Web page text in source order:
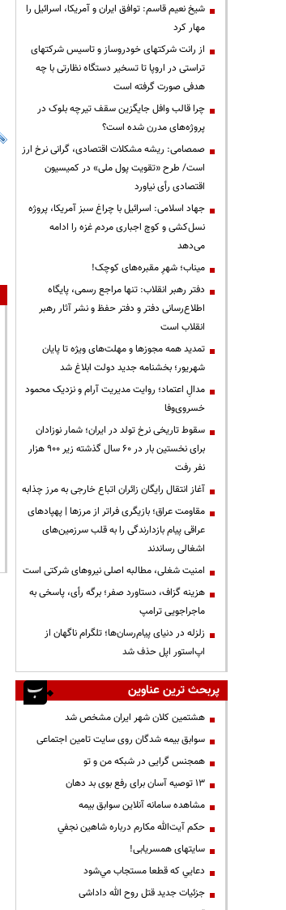
شیخ نعیم قاسم: توافق ایران و آمریکا، اسرائیل را
مهار کرد
از رانت‌ شرکتهای خودروساز و تاسیس شرکتهای
تراستی در اروپا تا تسخیر دستگاه نظارتی با چه
هدفی صورت گرفته است
چرا قالب وافل جایگزین سقف تیرچه بلوک در
پروژه‌های مدرن شده است؟
صمصامی: ریشه مشکلات اقتصادی، گرانی نرخ ارز
است/ طرح «تقویت پول ملی» در کمیسیون
اقتصادی رأی نیاورد
جهاد اسلامی: اسرائیل با چراغ سبز آمریکا، پروژه
نسل‌کشی و کوچ اجباری مردم غزه را ادامه
می‌دهد
میناب؛ شهرِ مقبره‌های کوچک!
دفتر رهبر انقلاب: تنها مراجع رسمی، پایگاه
اطلاع‌رسانی دفتر و دفتر حفظ و نشر آثار رهبر
انقلاب است
تمدید همه مجوزها و مهلت‌های ویژه تا پایان
شهریور؛ بخشنامه جدید دولت ابلاغ شد
مدالِ اعتماد؛ روایت مدیریت آرام و نزدیک محمود
خسروی‌وفا
سقوط تاریخی نرخ تولد در ایران؛ شمار نوزادان
برای نخستین بار در ۶۰ سال گذشته زیر ۹۰۰ هزار
نفر رفت
آغاز انتقال رایگان زائران اتباع خارجی به مرز چذابه
مقاومت عراق؛ بازیگری فراتر از مرزها | پهپادهای
عراقی پیام بازدارندگی را به قلب سرزمین‌های
اشغالی رساندند
‌امنیت شغلی، مطالبه اصلی نیروهای شرکتی است
هزینه گزاف، دستاورد صفر؛ برگه رأی، پاسخی به
ماجراجویی ترامپ
زلزله در دنیای پیام‌رسان‌ها؛ تلگرام ناگهان از
اپ‌استور اپل حذف شد
پربحث ترین عناوین
هشتمین کلان شهر ایران مشخص شد
سوابق بیمه شدگان روی سایت تامین اجتماعی
همجنس گرایی در شبکه من و تو
13 توصیه آسان برای رفع بوی بد دهان
مشاهده سامانه آنلاين سوابق بیمه
حكم آيت‌الله مكارم درباره شاهين نجفي
سایتهای همسریابی!
دعايي كه قطعا مستجاب مي‌شود
جزئیات جدید قتل روح الله داداشی